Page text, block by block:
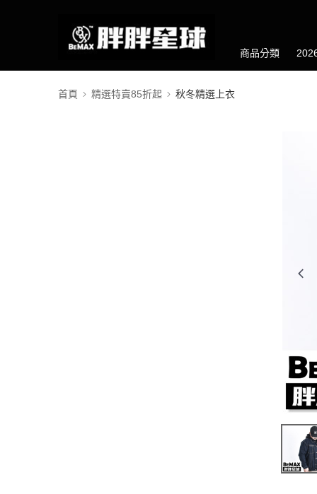
商品分類
首頁 精選特賣85折起 秋冬精選上衣